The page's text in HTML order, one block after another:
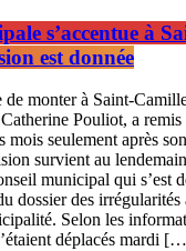
s’accentue à
est donnée
de monter à Saint-
Pouliot, a
mois seulement après
survient au
municipal qui s’est
dossier des
Selon les
déplacés mardi